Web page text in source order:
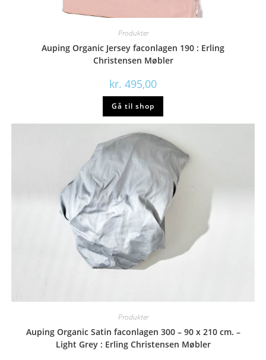
Produkter
Auping Organic Jersey faconlagen 190 : Erling
Christensen Møbler
kr. 495,00
Gå til shop
Produkter
Auping Organic Satin faconlagen 300 – 90 x 210 cm. –
Light Grey : Erling Christensen Møbler